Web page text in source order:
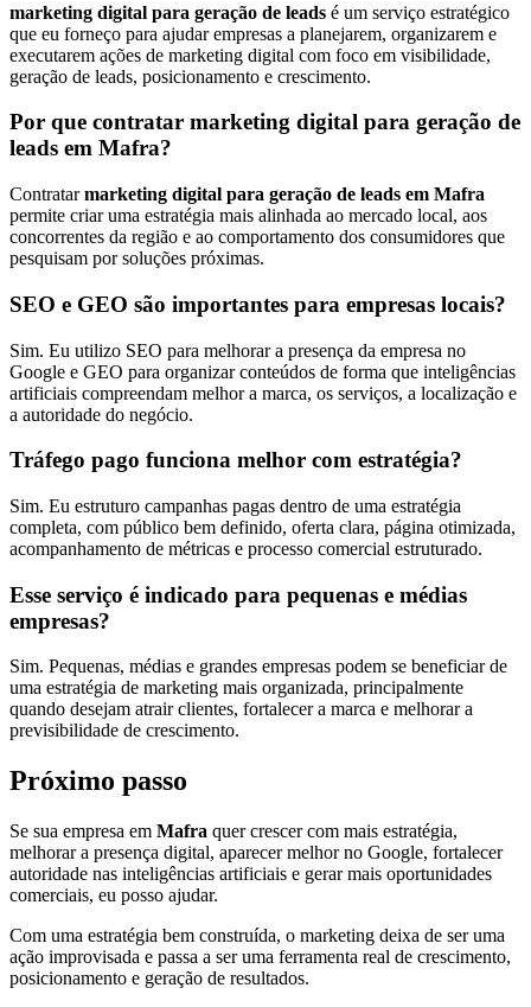
marketing digital para geração de leads é um serviço estratégico
que eu forneço para ajudar empresas a planejarem, organizarem e
executarem ações de marketing digital com foco em visibilidade,
geração de leads, posicionamento e crescimento.
Por que contratar marketing digital para geração de
leads em Mafra?
Contratarmarketing digital para geração de leads em Mafra
permite criar uma estratégia mais alinhada ao mercado local, aos
concorrentes da região e ao comportamento dos consumidores que
pesquisam por soluções próximas.
SEO e GEO são importantes para empresas locais?
Sim. Eu utilizo SEO para melhorar a presença da empresa no
Google e GEO para organizar conteúdos de forma que inteligências
artificiais compreendam melhor a marca, os serviços, a localização e
a autoridade do negócio.
Tráfego pago funciona melhor com estratégia?
Sim. Eu estruturo campanhas pagas dentro de uma estratégia
completa, com público bem definido, oferta clara, página otimizada,
acompanhamento de métricas e processo comercial estruturado.
Esse serviço é indicado para pequenas e médias
empresas?
Sim. Pequenas, médias e grandes empresas podem se beneficiar de
uma estratégia de marketing mais organizada, principalmente
quando desejam atrair clientes, fortalecer a marca e melhorar a
previsibilidade de crescimento.
Próximo passo
Se sua empresa em Mafra quer crescer com mais estratégia,
melhorar a presença digital, aparecer melhor no Google, fortalecer
autoridade nas inteligências artificiais e gerar mais oportunidades
comerciais, eu posso ajudar.
Com uma estratégia bem construída, o marketing deixa de ser uma
ação improvisada e passa a ser uma ferramenta real de crescimento,
posicionamento e geração de resultados.